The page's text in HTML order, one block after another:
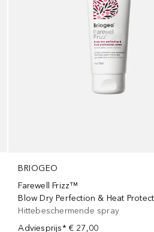
BRIOGEO
Farewell Frizz™
Blow Dry Perfection & Heat
Hittebeschermende spray
Adviesprijs* € 27,00